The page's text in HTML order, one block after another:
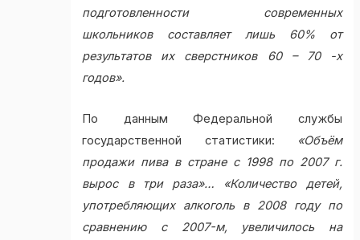
подготовленности современных
школьников составляет лишь 60% от
результатов их сверстников 60 – 70 -х
годов».
По данным Федеральной службы
государственной статистики:
«Объём
продажи пива в стране с 1998 по 2007 г.
вырос в три раза»… «Количество детей,
употребляющих алкоголь в 2008 году по
сравнению с 2007-м, увеличилось на